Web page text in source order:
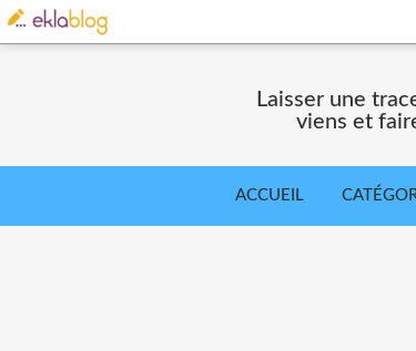
Laisser une
viens et
ACCUEIL